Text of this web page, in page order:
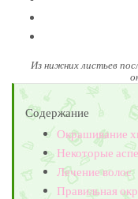
Из нижних листьев
Содержание
Окрашивание
Некоторые
Лечение волос
Правильная